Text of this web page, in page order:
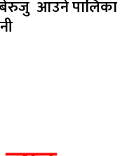
बेरुजु आउने पालिका